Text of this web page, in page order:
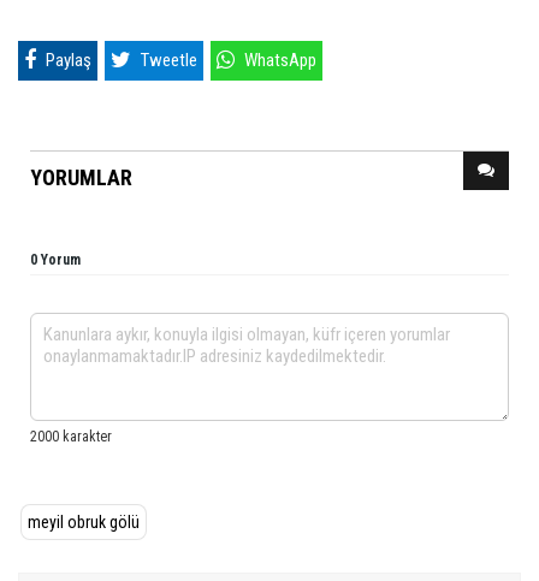
Paylaş Tweetle WhatsApp
YORUMLAR
0 Yorum
meyil obruk gölü